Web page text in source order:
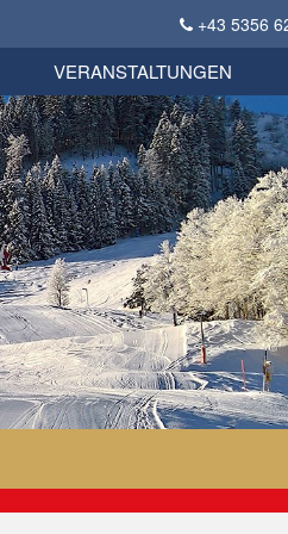
+43 5356
KSC Sportgeschichte
Bekleidungsshop
VERANSTALTUNGEN